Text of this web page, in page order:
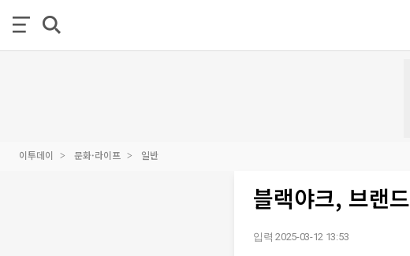
이투데이 문화·라이프 일반
블랙야크, 브랜
입력 2025-03-12 13:53